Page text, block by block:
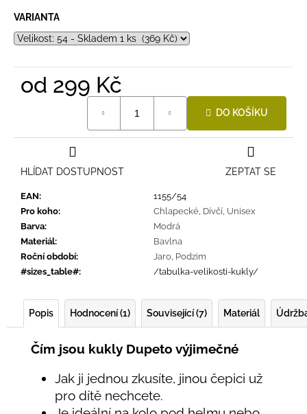
VARIANTA
od 299 Kč
DO KOŠÍKU
EAN:
1155/54
Pro koho: Chlapecké Dívčí Unisex
Barva:
Modrá
Materiál:
Bavlna
Roční období: Jaro Podzim
#sizes_table#: /tabulka-velikosti-kukly/
ZEPTAT SE
HLÍDAT DOSTUPNOST
Popis Hodnocení (1) Související (7) Materiál
Čím jsou kukly Dupeto výjimečné
Jak ji jednou zkusíte, jinou čepici už
pro dítě nechcete.